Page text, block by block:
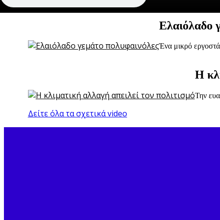
Ελαιόλαδο
Ένα μικρό
Η
Την
Δείτε όλα τα σχετικά video